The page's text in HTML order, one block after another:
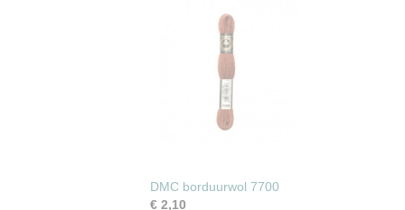
DMC borduurwol 7700
€ 2,10